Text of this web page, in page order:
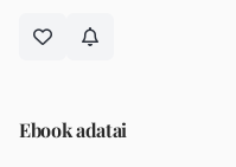
Ebook adatai